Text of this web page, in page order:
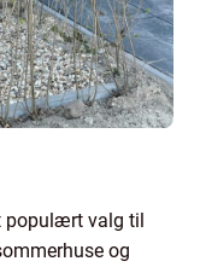
populært valg til
og